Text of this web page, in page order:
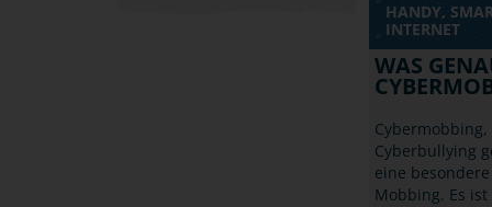
HANDY,
INTERNET
WAS
Cybermobbing,
Cyberbullying
eine
Mobbing. Es ist